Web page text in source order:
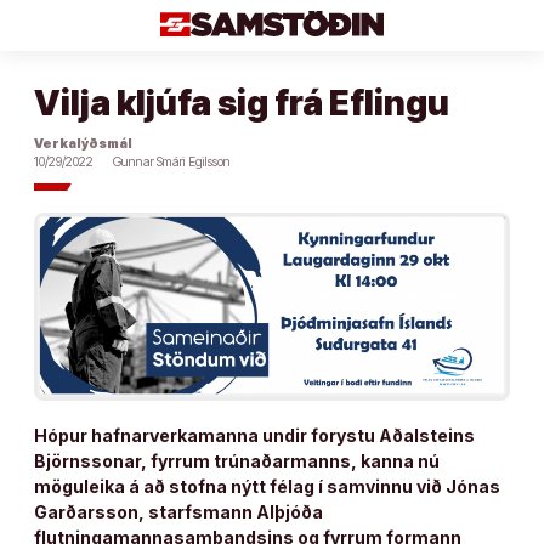
Vilja kljúfa sig frá Eflingu
Verkalýðsmál
10/29/2022
Gunnar Smári Egilsson
Hópur hafnarverkamanna undir forystu Aðalsteins
Björnssonar, fyrrum trúnaðarmanns, kanna nú
möguleika á að stofna nýtt félag í samvinnu við Jónas
Garðarsson, starfsmann Alþjóða
flutningamannasambandsins og fyrrum formann